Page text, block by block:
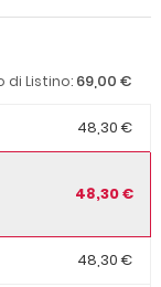
di Listino: 69,00 €
48,30 €
48,30 €
48,30 €